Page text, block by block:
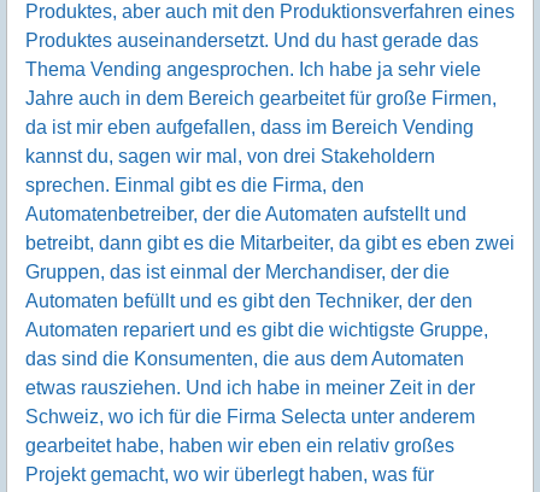
Produktes, aber auch mit den Produktionsverfahren eines
Produktes auseinandersetzt. Und du hast gerade das
Thema Vending angesprochen. Ich habe ja sehr viele
Jahre auch in dem Bereich gearbeitet für große Firmen,
da ist mir eben aufgefallen, dass im Bereich Vending
kannst du, sagen wir mal, von drei Stakeholdern
sprechen. Einmal gibt es die Firma, den
Automatenbetreiber, der die Automaten aufstellt und
betreibt, dann gibt es die Mitarbeiter, da gibt es eben zwei
Gruppen, das ist einmal der Merchandiser, der die
Automaten befüllt und es gibt den Techniker, der den
Automaten repariert und es gibt die wichtigste Gruppe,
das sind die Konsumenten, die aus dem Automaten
etwas rausziehen. Und ich habe in meiner Zeit in der
Schweiz, wo ich für die Firma Selecta unter anderem
gearbeitet habe, haben wir eben ein relativ großes
Projekt gemacht, wo wir überlegt haben, was für